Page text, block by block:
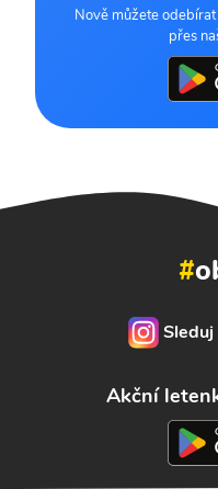
Nově můžete
přes
#
Akční